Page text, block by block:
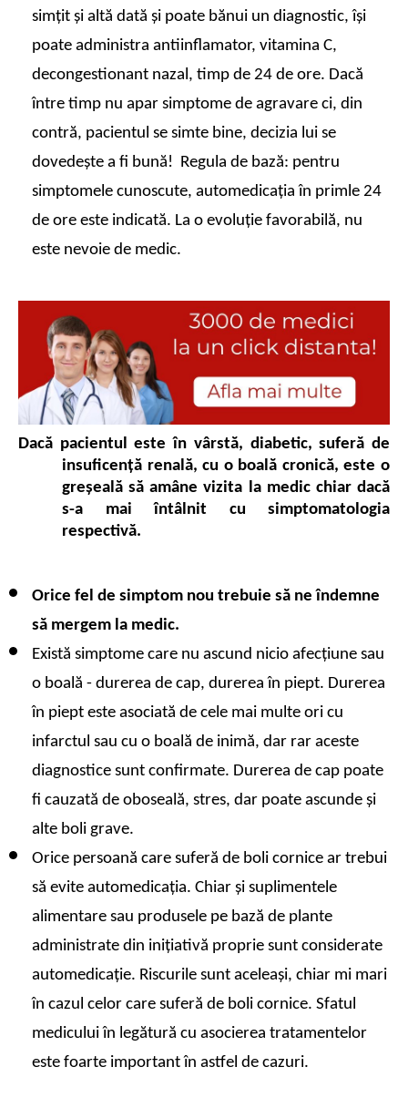
simțit și altă dată și poate bănui un diagnostic, își
poate administra antiinflamator, vitamina C,
decongestionant nazal, timp de 24 de ore. Dacă
între timp nu apar simptome de agravare ci, din
contră, pacientul se simte bine, decizia lui se
dovedește a fi bună!  Regula de bază: pentru
simptomele cunoscute, automedicația în primle 24
de ore este indicată. La o evoluție favorabilă, nu
este nevoie de medic.
Dacă pacientul este în vârstă, diabetic, suferă de
insuficență renală, cu o boală cronică, este o
greșeală să amâne vizita la medic chiar dacă
s-a mai întâlnit cu simptomatologia
respectivă.
Orice fel de simptom nou trebuie să ne îndemne
să mergem la medic.
Există simptome care nu ascund nicio afecțiune sau
o boală - durerea de cap, durerea în piept. Durerea
în piept este asociată de cele mai multe ori cu
infarctul sau cu o boală de inimă, dar rar aceste
diagnostice sunt confirmate. Durerea de cap poate
fi cauzată de oboseală, stres, dar poate ascunde și
alte boli grave.
Orice persoană care suferă de boli cornice ar trebui
să evite automedicația. Chiar și suplimentele
alimentare sau produsele pe bază de plante
administrate din inițiativă proprie sunt considerate
automedicație. Riscurile sunt aceleași, chiar mi mari
în cazul celor care suferă de boli cornice. Sfatul
medicului în legătură cu asocierea tratamentelor
este foarte important în astfel de cazuri.